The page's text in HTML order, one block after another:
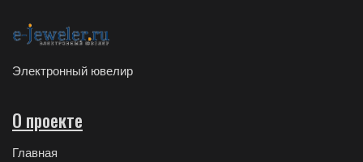
Электронный ювелир
О проекте
Главная